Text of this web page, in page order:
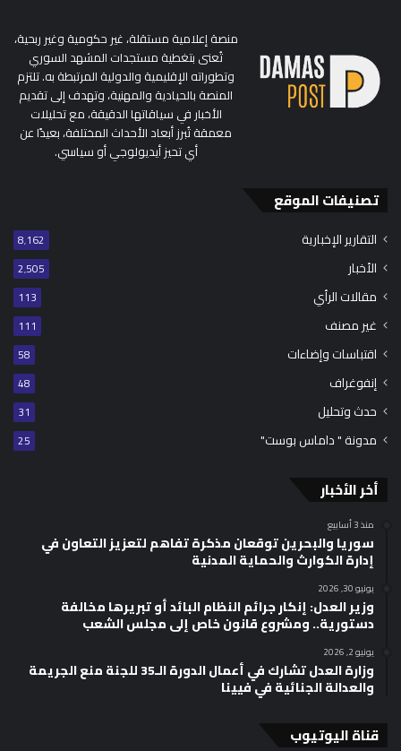
منصة إعلامية مستقلة، غير حكومية وغير ربحية،
تُعنى بتغطية مستجدات المشهد السوري
وتطوراته الإقليمية والدولية المرتبطة به. تلتزم
المنصة بالحيادية والمهنية، وتهدف إلى تقديم
الأخبار في سياقاتها الدقيقة، مع تحليلات
معمقة تُبرز أبعاد الأحداث المختلفة، بعيدًا عن
أي تحيز أيديولوجي أو سياسي.
تصنيفات الموقع
التقارير الإخبارية 8٬162
الأخبار 2٬505
مقالات الرأي 113
غير مصنف 111
اقتباسات وإضاءات 58
إنفوغراف 48
حدث وتحليل 31
مدونة " داماس بوست" 25
أخر الأخبار
منذ 3 أسابيع
سوريا والبحرين توقعان مذكرة تفاهم لتعزيز التعاون في
إدارة الكوارث والحماية المدنية
يونيو 30, 2026
وزير العدل: إنكار جرائم النظام البائد أو تبريرها مخالفة
دستورية.. ومشروع قانون خاص إلى مجلس الشعب
يونيو 2, 2026
وزارة العدل تشارك في أعمال الدورة الـ35 للجنة منع الجريمة
والعدالة الجنائية في فيينا
قناة اليوتيوب